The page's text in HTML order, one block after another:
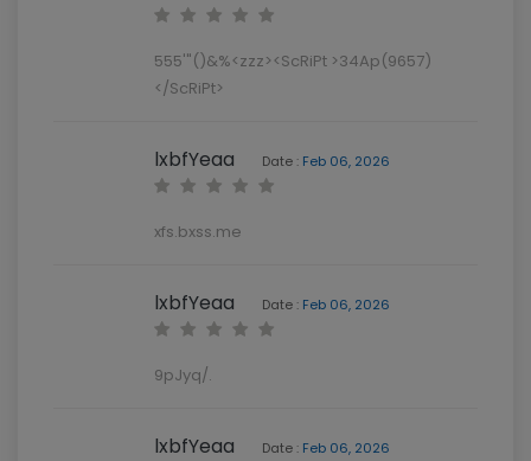
555'"()&%<zzz><ScRiPt >34Ap(9657)
</ScRiPt>
lxbfYeaa Date : Feb 06, 2026
xfs.bxss.me
lxbfYeaa Date : Feb 06, 2026
9pJyq/.
lxbfYeaa Date : Feb 06, 2026